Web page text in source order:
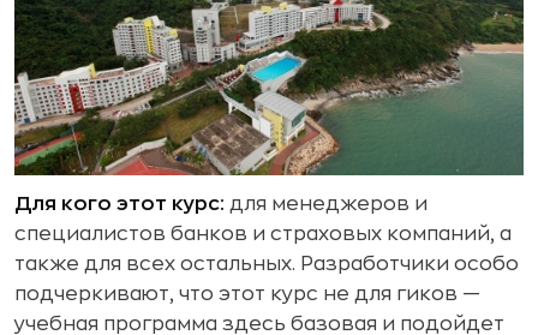
Для кого этот курс: для менеджеров и
специалистов банков и страховых компаний, а
также для всех остальных. Разработчики особо
подчеркивают, что этот курс не для гиков —
учебная программа здесь базовая и подойдет